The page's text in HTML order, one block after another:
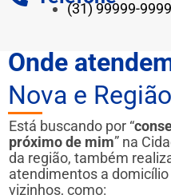
(31) 99999-9999
Onde
Nova e
Está buscando por “
próximo de mim” na
da região, também
atendimentos a
vizinhos, como: